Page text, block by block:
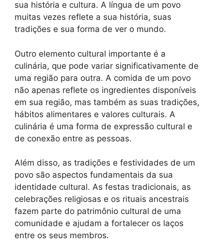
sua história e cultura. A língua de um povo
muitas vezes reflete a sua história, suas
tradições e sua forma de ver o mundo.
Outro elemento cultural importante é a
culinária, que pode variar significativamente de
uma região para outra. A comida de um povo
não apenas reflete os ingredientes disponíveis
em sua região, mas também as suas tradições,
hábitos alimentares e valores culturais. A
culinária é uma forma de expressão cultural e
de conexão entre as pessoas.
Além disso, as tradições e festividades de um
povo são aspectos fundamentais da sua
identidade cultural. As festas tradicionais, as
celebrações religiosas e os rituais ancestrais
fazem parte do patrimônio cultural de uma
comunidade e ajudam a fortalecer os laços
entre os seus membros.